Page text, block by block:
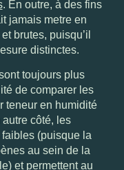
. En outre, à des fins
jamais metre en
brutes, puisqu’il
distinctes.
toujours plus
de comparer les
teneur en humidité
autre côté, les
(puisque la
au sein de la
et permettent au